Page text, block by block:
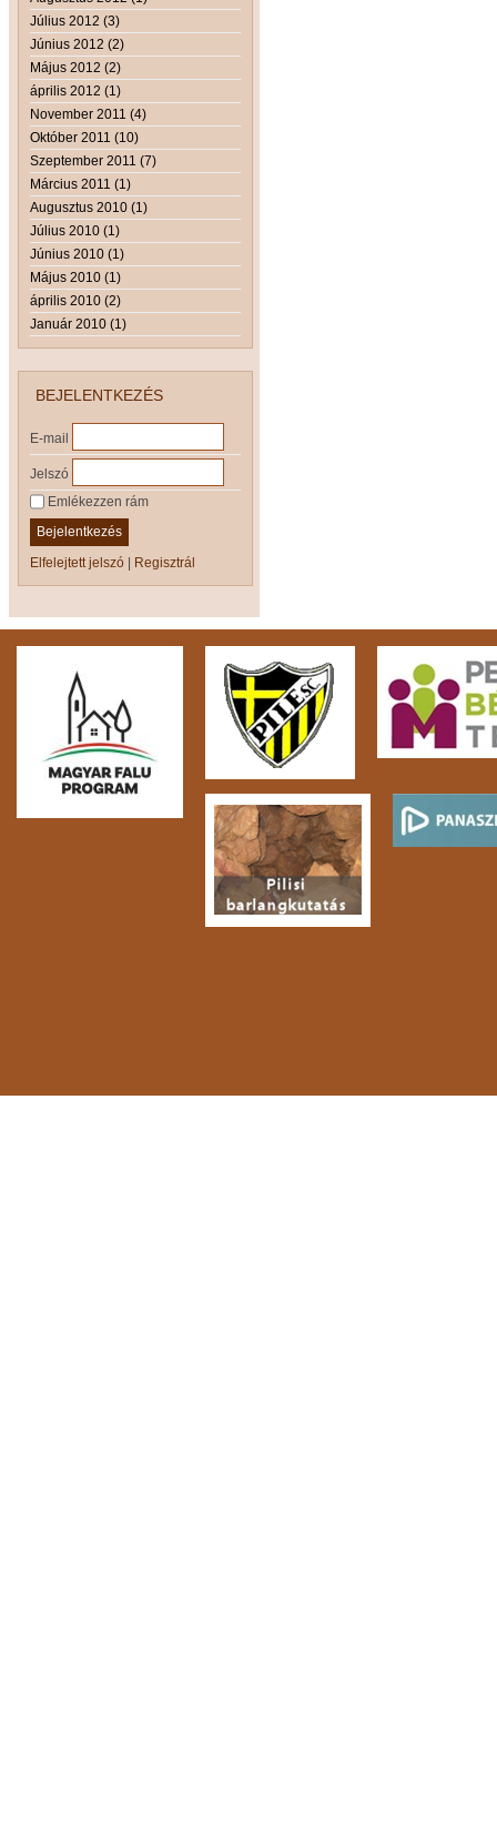
Július 2012 (3)
Június 2012 (2)
Május 2012 (2)
április 2012 (1)
November 2011 (4)
Október 2011 (10)
Szeptember 2011 (7)
Március 2011 (1)
Augusztus 2010 (1)
Július 2010 (1)
Június 2010 (1)
Május 2010 (1)
április 2010 (2)
Január 2010 (1)
BEJELENTKEZÉS
E-mail
Jelszó
Emlékezzen rám
Bejelentkezés
Elfelejtett jelszó | Regisztrál